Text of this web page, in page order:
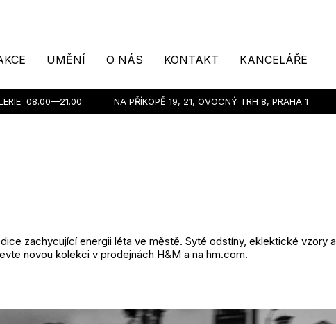
UMĚNÍ O NÁS KONTAKT KANCELÁŘE
08.00—21.00 NA PŘÍKOPĚ 19, 21, OVOCNÝ TRH 8, PRAHA 1
zachycující energii léta ve městě. Syté odstíny, eklektické vzory a
novou kolekci v prodejnách H&M a na hm.com.